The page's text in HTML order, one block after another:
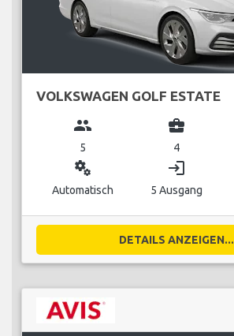
VOLKSWAGEN GOLF ESTATE
group
5
business_center
4
miscellaneous_services
Automatisch
login
5 Ausgang
DETAILS ANZEIGEN...